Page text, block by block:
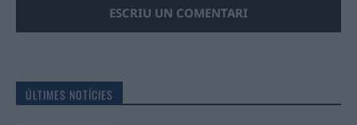
ÚLTIMES NOTÍCIES